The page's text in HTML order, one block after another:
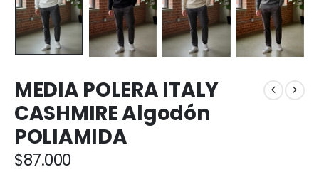
MEDIA POLERA ITALY
CASHMIRE Algodón
POLIAMIDA
$87.000